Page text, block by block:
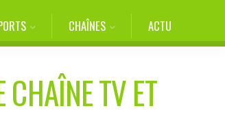
CHAÎNES ACTU
CHAÎNE TV ET